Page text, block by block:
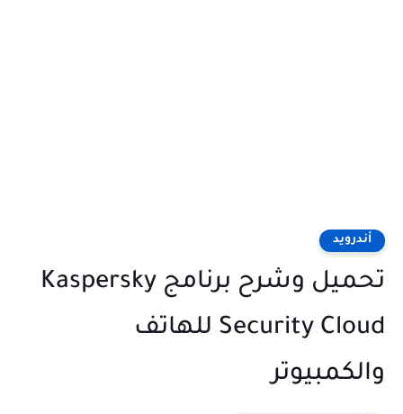
أندرويد
تحميل وشرح برنامج Kaspersky
Security Cloud للهاتف
والكمبيوتر